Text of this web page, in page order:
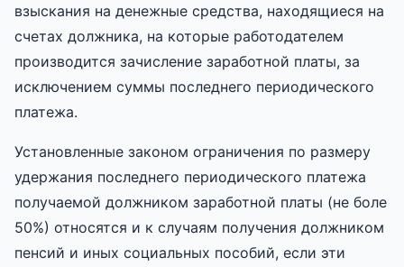
взыскания на денежные средства, находящиеся на
счетах должника, на которые работодателем
производится зачисление заработной платы, за
исключением суммы последнего периодического
платежа.
Установленные законом ограничения по размеру
удержания последнего периодического платежа
получаемой должником заработной платы (не боле
50%) относятся и к случаям получения должником
пенсий и иных социальных пособий, если эти